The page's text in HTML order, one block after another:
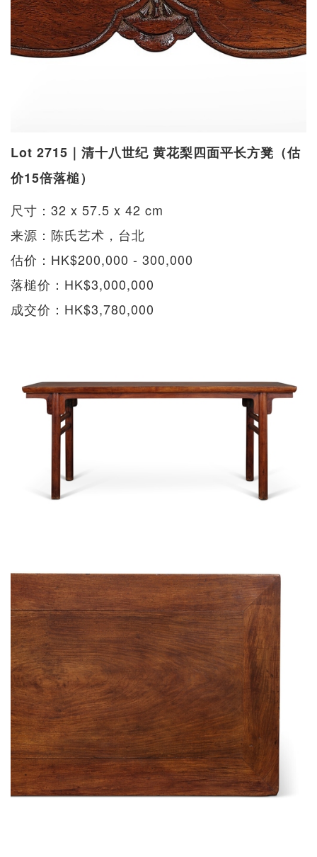
Lot 2715｜清十八世纪 黄花梨四面平长方凳（估
价15倍落槌）
尺寸：32 x 57.5 x 42 cm
来源：陈氏艺术，台北
估价：HK$200,000 - 300,000
落槌价：HK$3,000,000
成交价：HK$3,780,000